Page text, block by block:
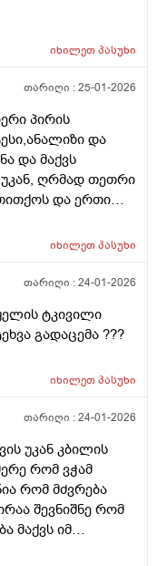
იხილეთპასუხი
თარიღი :25-01-2026
პირის
და
და მაქვს
ღრმად თეთრი
და ერთი
2 დღეა
იხილეთპასუხი
თარიღი :24-01-2026
ტკივილი
გადაცემა ???
იხილეთპასუხი
თარიღი :24-01-2026
უკან კბილის
რომ ვჭამ
რომ მძვრება
შევნიშნე რომ
მაქვს იმ